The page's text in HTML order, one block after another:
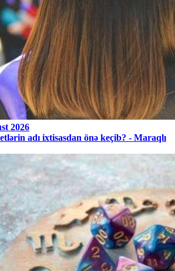
2026
adı ixtisasdan önə keçib? - Maraqlı